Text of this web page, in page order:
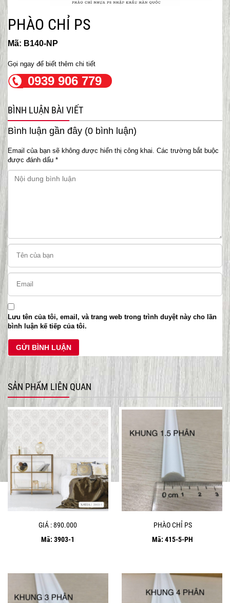
PHÀO CHỈ PS
Mã: B140-NP
Gọi ngay để biết thêm chi tiết
0939 906 779
BÌNH LUẬN BÀI VIẾT
Bình luận gần đây (0 bình luận)
Email của bạn sẽ không được hiển thị công khai. Các trường bắt buộc
được đánh dấu *
Lưu tên của tôi, email, và trang web trong trình duyệt này cho lần
bình luận kế tiếp của tôi.
SẢN PHẨM LIÊN QUAN
GIÁ : 890.000
Mã: 3903-1
PHÀO CHỈ PS
Mã: 415-5-PH